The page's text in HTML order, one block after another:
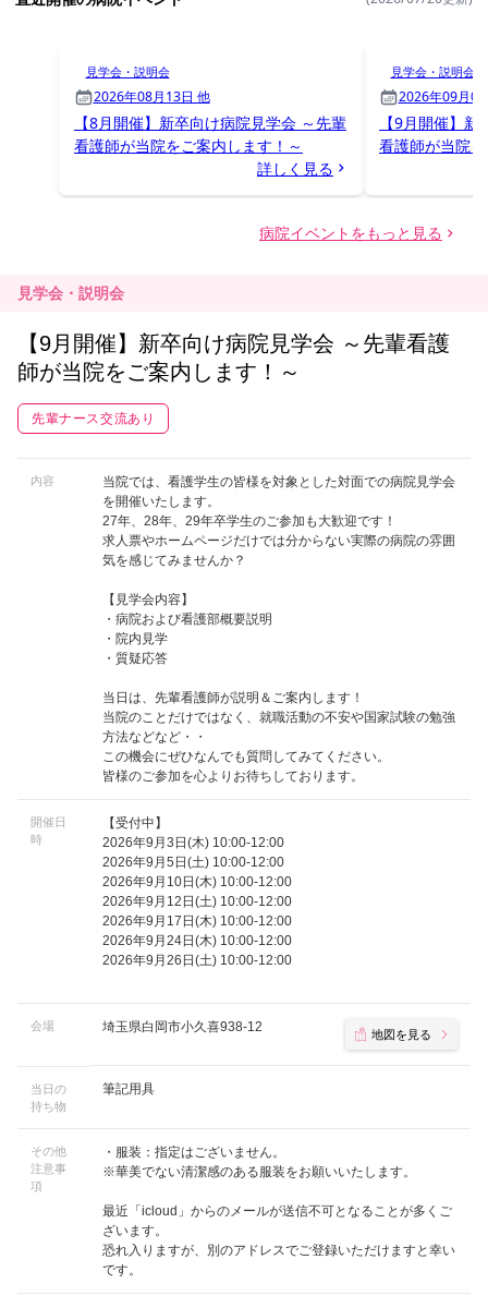
見学会・説明会
【9月開催】新卒向け病院見学会 ～先輩看護
師が当院をご案内します！～
先輩ナース交流あり
内容
当院では、看護学生の皆様を対象とした対面での病院見学会
を開催いたします。
27年、28年、29年卒学生のご参加も大歓迎です！
求人票やホームページだけでは分からない実際の病院の雰囲
気を感じてみませんか？
【見学会内容】
・病院および看護部概要説明
・院内見学
・質疑応答
当日は、先輩看護師が説明＆ご案内します！
当院のことだけではなく、就職活動の不安や国家試験の勉強
方法などなど・・
この機会にぜひなんでも質問してみてください。
皆様のご参加を心よりお待ちしております。
開催日
時
【受付中】
2026年9月3日(木) 10:00-12:00
2026年9月5日(土) 10:00-12:00
2026年9月10日(木) 10:00-12:00
2026年9月12日(土) 10:00-12:00
2026年9月17日(木) 10:00-12:00
2026年9月24日(木) 10:00-12:00
2026年9月26日(土) 10:00-12:00
会場 埼玉県白岡市小久喜938-12 地図を見る
当日の
持ち物
筆記用具
その他
注意事
項
・服装：指定はございません。
※華美でない清潔感のある服装をお願いいたします。
最近「icloud」からのメールが送信不可となることが多くご
ざいます。
恐れ入りますが、別のアドレスでご登録いただけますと幸い
です。